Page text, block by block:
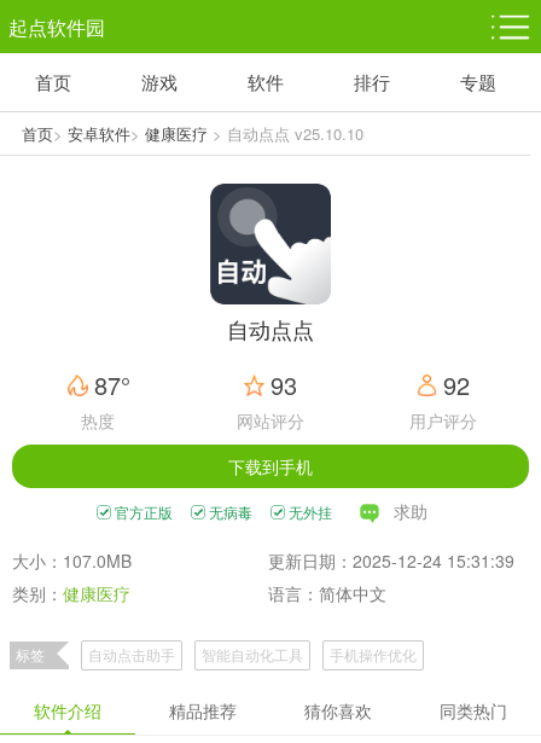
起点软件园
塔防游戏
1千+款游戏
休闲益智
1万+款游戏
体育竞技
5百+款游戏
赛车竞速
3百+款游戏
首页 游戏 软件 排行 专题
首页> 安卓软件> 健康医疗 > 自动点点 v25.10.10
自动点点
87°
热度
93
网站评分
92
用户评分
下载到手机
官方正版 无病毒 无外挂 求助
大小：107.0MB
更新日期：2025-12-24 15:31:39
类别： 健康医疗 语言：简体中文
标签 自动点击助手 智能自动化工具 手机操作优化
软件介绍 精品推荐 猜你喜欢 同类热门